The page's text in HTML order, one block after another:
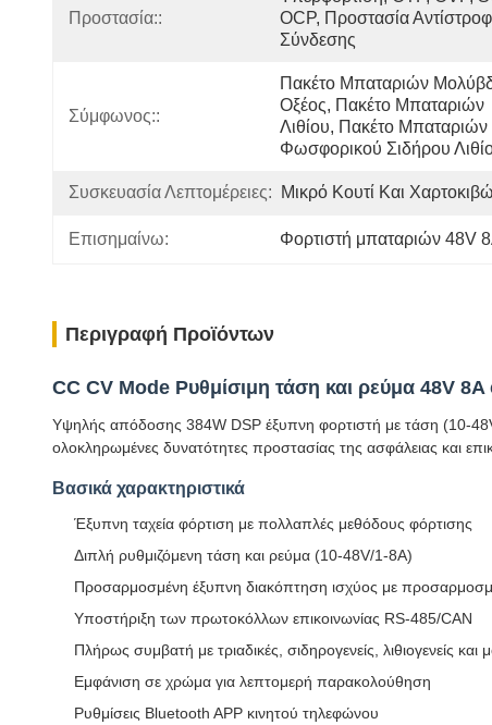
Προστασία::
OCP, Προστασία
Σύνδεσης
Σύμφωνος::
Πακέτο Μπαταριών
Οξέος, Πακέτο Μπαταριών
Λιθίου, Πακέτο Μπαταριών
Φωσφορικού Σιδήρου
Συσκευασία Λεπτομέρειες: Μικρό Κουτί Και
Επισημαίνω: Φορτιστή μπαταριών 48V
Περιγραφή Προϊόντων
CC CV Mode Ρυθμίσιμη τάση και ρεύμα 48V
Υψηλής απόδοσης 384W DSP έξυπνη φορτιστή με τάση (10-48V)
ολοκληρωμένες δυνατότητες προστασίας της ασφάλειας και
Βασικά χαρακτηριστικά
Έξυπνη ταχεία φόρτιση με πολλαπλές μεθόδους φόρτισης
Διπλή ρυθμιζόμενη τάση και ρεύμα (10-48V/1-8A)
Προσαρμοσμένη έξυπνη διακόπτηση ισχύος με
Υποστήριξη των πρωτοκόλλων επικοινωνίας RS-485/CAN
Πλήρως συμβατή με τριαδικές, σιδηρογενείς, λιθιογενείς και
Εμφάνιση σε χρώμα για λεπτομερή παρακολούθηση
Ρυθμίσεις Bluetooth APP κινητού τηλεφώνου